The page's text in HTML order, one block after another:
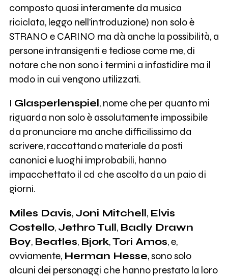
composto quasi interamente da musica
riciclata, leggo nell’introduzione) non solo è
STRANO e CARINO ma dà anche la possibilità, a
persone intransigenti e tediose come me, di
notare che non sono i termini a infastidire ma il
modo in cui vengono utilizzati.
I Glasperlenspiel, nome che per quanto mi
riguarda non solo è assolutamente impossibile
da pronunciare ma anche difficilissimo da
scrivere, raccattando materiale da posti
canonici e luoghi improbabili, hanno
impacchettato il cd che ascolto da un paio di
giorni.
Miles Davis, Joni Mitchell, Elvis
Costello, Jethro Tull, Badly Drawn
Boy, Beatles, Bjork,Tori Amos, e,
ovviamente, Herman Hesse, sono solo
alcuni dei personaggi che hanno prestato la loro